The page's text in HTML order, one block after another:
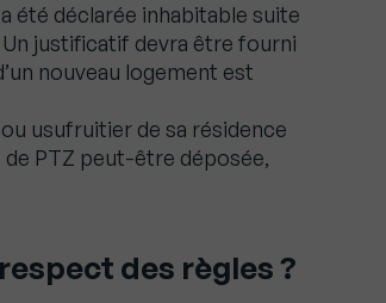
été déclarée inhabitable suite
justificatif devra être fourni
nouveau logement est
usufruitier de sa résidence
de PTZ peut-être déposée,
des règles ?